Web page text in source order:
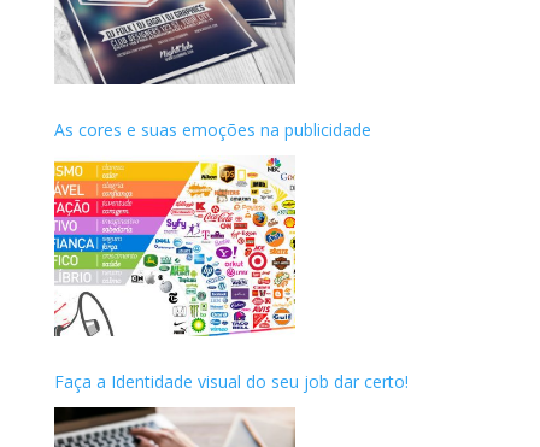
As cores e suas emoções na publicidade
Faça a Identidade visual do seu job dar certo!